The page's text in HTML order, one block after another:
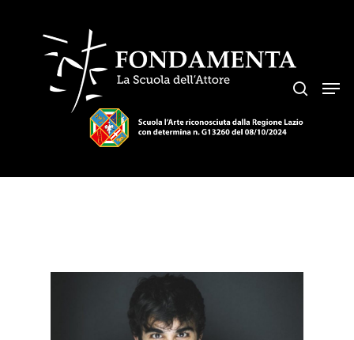
Hit enter to search or ESC to close